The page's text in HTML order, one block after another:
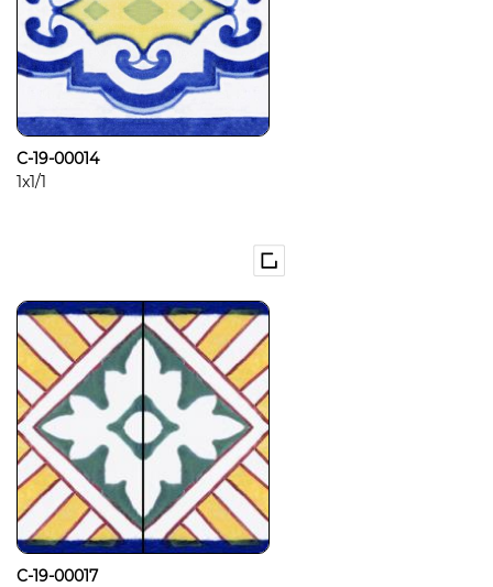
C-19-00014
1x1/1
C-19-00017